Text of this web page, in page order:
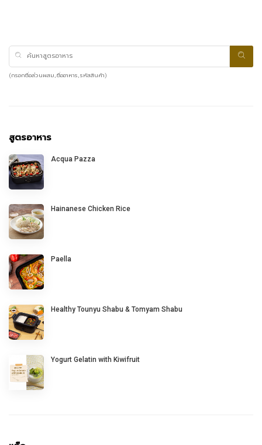
(กรอกชื่อส่วนผสม, ชื่ออาหาร, รหัสสินค้า)
สูตรอาหาร
Acqua Pazza
Hainanese Chicken Rice
Paella
Healthy Tounyu Shabu & Tomyam Shabu
Yogurt Gelatin with Kiwifruit